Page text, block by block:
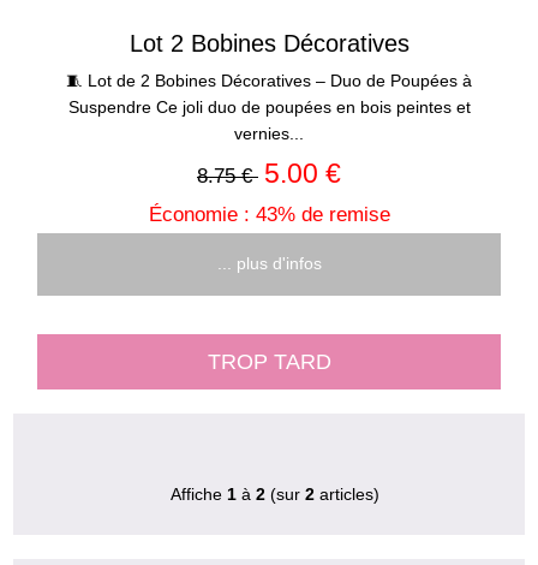
Lot 2 Bobines Décoratives
🧵 Lot de 2 Bobines Décoratives – Duo de Poupées à
Suspendre Ce joli duo de poupées en bois peintes et
vernies...
8.75 € 5.00 €
Économie : 43% de remise
... plus d'infos
TROP TARD
Affiche 1 à 2 (sur 2 articles)